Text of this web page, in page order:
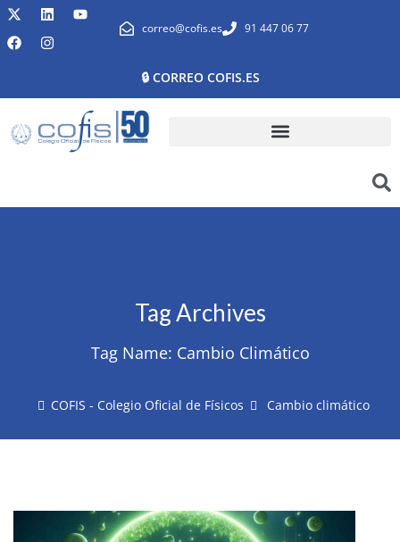
correo@cofis.es 91 447 06 77
🔒 CORREO COFIS.ES
Tag Archives
Tag Name: Cambio Climático
COFIS - Colegio Oficial de Físicos Cambio climático